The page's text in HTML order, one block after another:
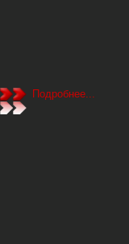
Подробнее...